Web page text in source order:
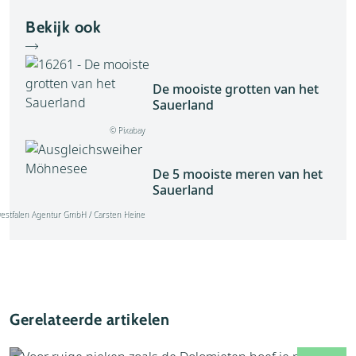
Facebook
Instagram
Bekijk ook
© Pixabay
De mooiste grotten van het
Sauerland
Agentur GmbH / Carsten Heine
De 5 mooiste meren van het
Sauerland
Gerelateerde artikelen